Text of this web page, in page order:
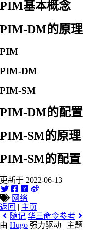
PIM基本概念
PIM-DM的原理
PIM
PIM-DM
PIM-SM
PIM-DM的配置
PIM-SM的原理
PIM-SM的配置
更新于 2022-06-13
网络
返回 | 主页
随记 华三命令参考
由 Hugo 强力驱动 | 主题